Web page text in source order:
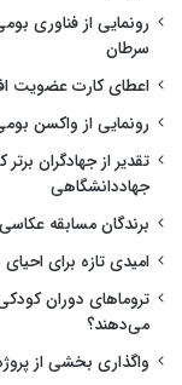
رونمایی از فناوری
سرطان
اعطای کارت عضویت
رونمایی از واکسن بومی
تقدیر از جهادگران
جهاددانشگاهی
برندگان مسابقه عکاسی از
امیدی تازه برای
تروماهای دوران
می‌دهند؟
واگذاری بخشی از